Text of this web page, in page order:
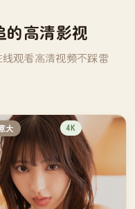
的高清影视
观看高清视频不踩雷
大 4K